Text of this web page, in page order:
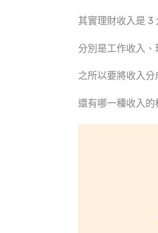
其實理財收入是 3
分別是工作收入、
之所以要將收入
還有哪一種收入的